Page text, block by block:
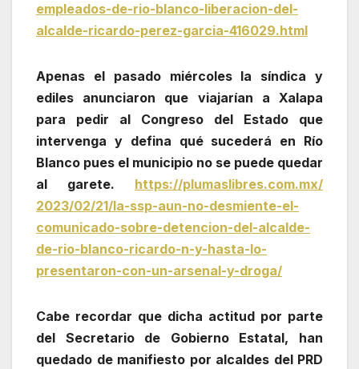
empleados-de-rio-blanco-liberacion-del-
alcalde-ricardo-perez-garcia-416029.html
Apenas el pasado miércoles la síndica y
ediles anunciaron que viajarían a Xalapa
para pedir al Congreso del Estado que
intervenga y defina qué sucederá en Río
Blanco pues el municipio no se puede quedar
al garete. https://plumaslibres.com.mx/
2023/02/21/la-ssp-aun-no-desmiente-el-
comunicado-sobre-detencion-del-alcalde-
de-rio-blanco-ricardo-n-y-hasta-lo-
presentaron-con-un-arsenal-y-droga/
Cabe recordar que dicha actitud por parte
del Secretario de Gobierno Estatal, han
quedado de manifiesto por alcaldes del PRD